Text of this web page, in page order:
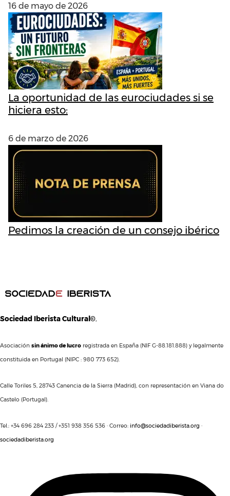
16 de mayo de 2026
La oportunidad de las eurociudades si se
hiciera esto:
6 de marzo de 2026
Pedimos la creación de un consejo ibérico
Sociedad Iberista Cultural©,
Asociación sin ánimo de lucro registrada en España (NIF G-88.181.888) y legalmente
constituida en Portugal (NIPC : 980 773 652).
Calle Toriles 5, 28743 Canencia de la Sierra (Madrid), con representación en Viana do
Castelo (Portugal).
Tel.: +34 696 284 233 / +351 938 356 536 · Correo: info@sociedadiberista.org ·
sociedadiberista.org